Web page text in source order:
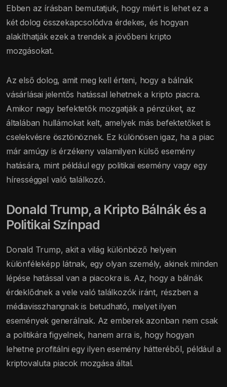
Ebben az írásban bemutatjuk, hogy miért is lehet ez a
két dolog összekapcsolódva érdekes, és hogyan
alakíthatják ezek a trendek a jövőbeni kripto
mozgásokat.
Az első dolog, amit meg kell érteni, hogy a bálnák
vásárlásai jelentős hatással lehetnek a kripto piacra.
Amikor nagy befektetők mozgatják a pénzüket, az
általában hullámokat kelt, amelyek más befektetőket is
cselekvésre ösztönöznek. Ez különösen igaz, ha a piac
már amúgy is érzékeny valamilyen külső esemény
hatására, mint például egy politikai esemény vagy egy
hírességgel való találkozó.
Donald Trump, a Kripto Bálnák és a
Politikai Színpad
Donald Trump, akit a világ különböző helyein
különféleképp látnak, egy olyan személy, akinek minden
lépése hatással van a piacokra is. Az, hogy a bálnák
érdeklődnek a vele való találkozók iránt, részben a
médiavisszhangnak is betudható, melyet ilyen
események generálnak. Az emberek azonban nem csak
a politikára figyelnek, hanem arra is, hogy hogyan
lehetne profitálni egy ilyen esemény hátteréből, például a
kriptovaluta piacok mozgása által.